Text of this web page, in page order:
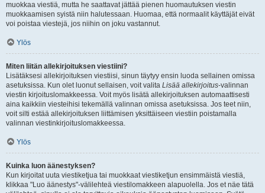
muokkaa viestiä, mutta he saattavat jättää pienen huomautuksen viestin
muokkaamisen syistä niin halutessaan. Huomaa, että normaalit käyttäjät eivät
voi poistaa viestejä, jos niihin on joku vastannut.
Ylös
Miten liitän allekirjoituksen viestiini?
Lisätäksesi allekirjoituksen viestiisi, sinun täytyy ensin luoda sellainen omissa
asetuksissa. Kun olet luonut sellaisen, voit valita Lisää allekirjoitus-valinnan
viestin kirjoituslomakkeessa. Voit myös lisätä allekirjoituksen automaattisesti
aina kaikkiin viesteihisi tekemällä valinnan omissa asetuksissa. Jos teet niin,
voit silti estää allekirjoituksen liittämisen yksittäiseen viestiin poistamalla
valinnan viestinkirjoituslomakkeessa.
Ylös
Kuinka luon äänestyksen?
Kun kirjoitat uuta viestiketjua tai muokkaat viestiketjun ensimmäistä viestiä,
klikkaa "Luo äänestys"-välilehteä viestilomakkeen alapuolella. Jos et näe tätä